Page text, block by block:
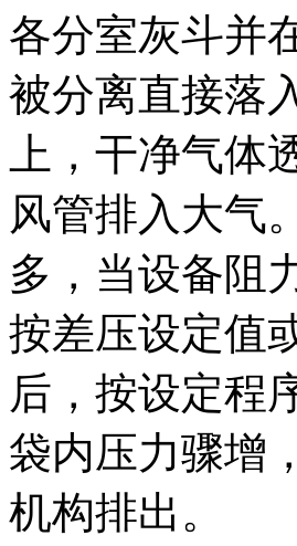
各分室灰斗并
被分离直接落
上，干净气
风管排入大气
多，当设备阻
按差压设定值
后，按设定程
袋内压力骤增
机构排出。